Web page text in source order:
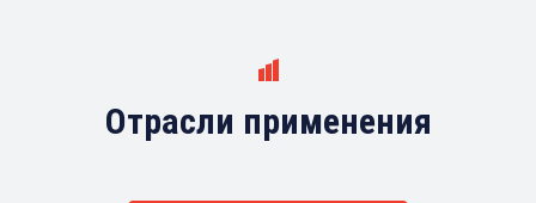
Отрасли применения